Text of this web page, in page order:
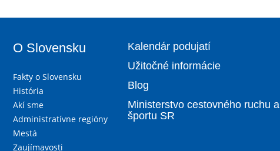
O Slovensku
Fakty o Slovensku
História
Akí sme
Administratívne regióny
Mestá
Zaujímavosti
Kalendár podujatí
Užitočné informácie
Blog
Ministerstvo cestovného ruchu a
športu SR